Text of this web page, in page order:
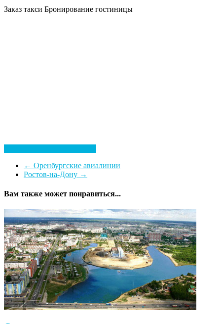
Заказ такси Бронирование гостиницы
← Оренбургские авиалинии
Ростов-на-Дону →
Вам также может понравиться...